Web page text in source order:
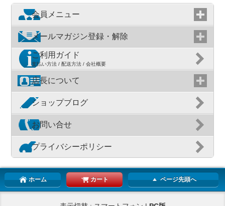
会員メニュー
メールマガジン登録・解除
ご利用ガイド
支払い方法 / 配送方法 / 会社概要
店長について
ショップブログ
お問い合せ
プライバシーポリシー
ホーム カート ページ先頭へ